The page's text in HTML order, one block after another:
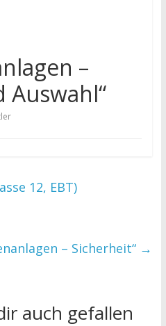
–
12, EBT)
– Sicherheit“ →
auch gefallen